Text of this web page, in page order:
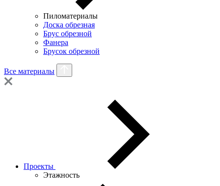
Пиломатериалы
Доска обрезная
Брус обрезной
Фанера
Брусок обрезной
Все материалы
Проекты
Этажность